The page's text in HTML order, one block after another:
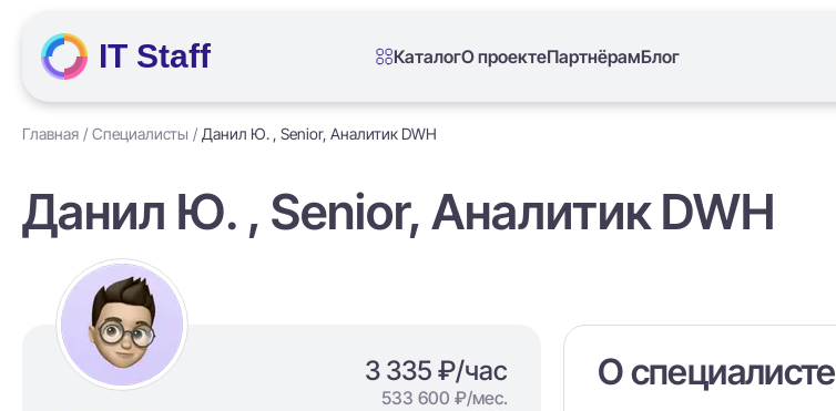
IT Staff КаталогО проектеПартнёрамБлог
Главная Специалисты Данил Ю. , Senior, Аналитик DWH
Данил Ю. , Senior, Аналитик DWH
3 335 ₽/час
533 600 ₽/мес.
О специалисте